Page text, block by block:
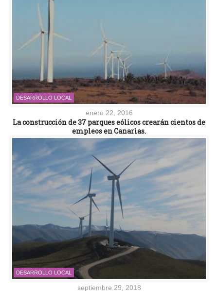
DESARROLLO LOCAL
enero 22, 2016
La construcción de 37 parques eólicos crearán cientos de
empleos en Canarias.
DESARROLLO LOCAL
septiembre 29, 2018